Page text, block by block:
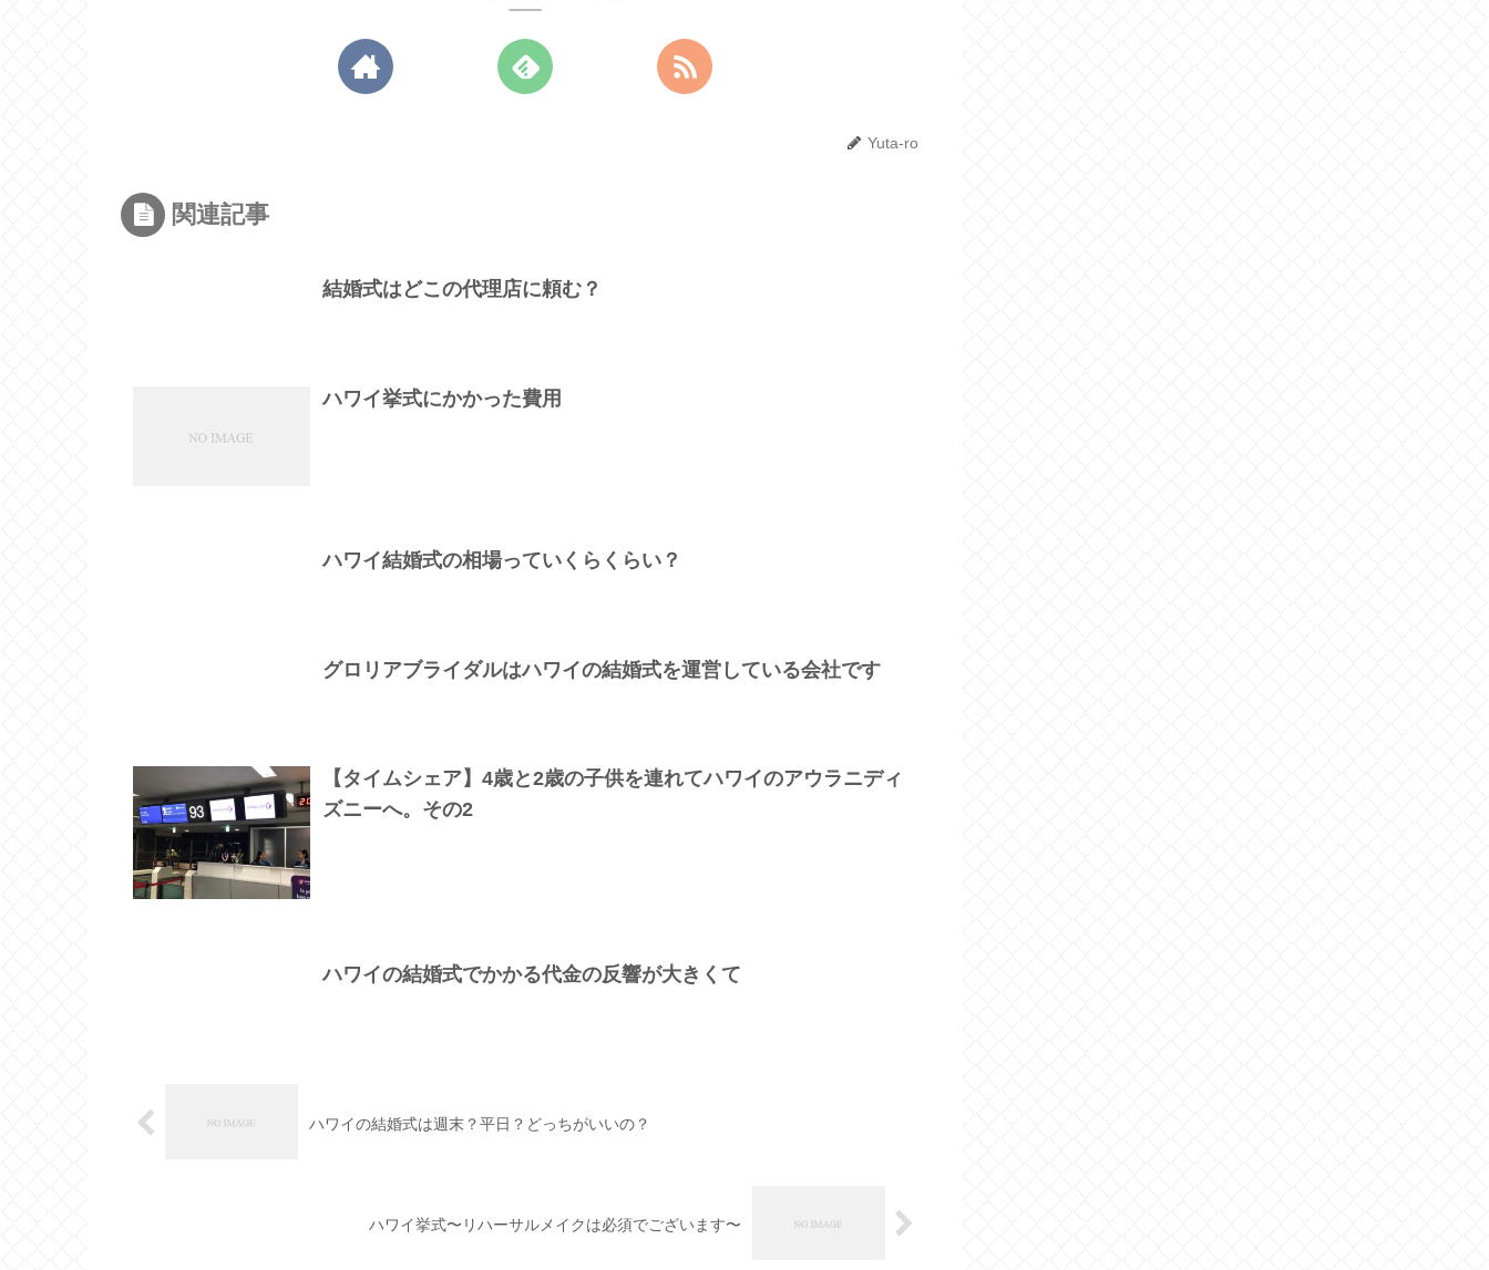
Yuta-ro
関連記事
結婚式はどこの代理店に頼む？
ハワイ挙式にかかった費用
ハワイ結婚式の相場っていくらくらい？
グロリアブライダルはハワイの結婚式を運営している会社です
【タイムシェア】4歳と2歳の子供を連れてハワイのアウラニディ
ズニーへ。その2
ハワイの結婚式でかかる代金の反響が大きくて
ハワイの結婚式は週末？平日？どっちがいいの？
ハワイ挙式〜リハーサルメイクは必須でございます〜